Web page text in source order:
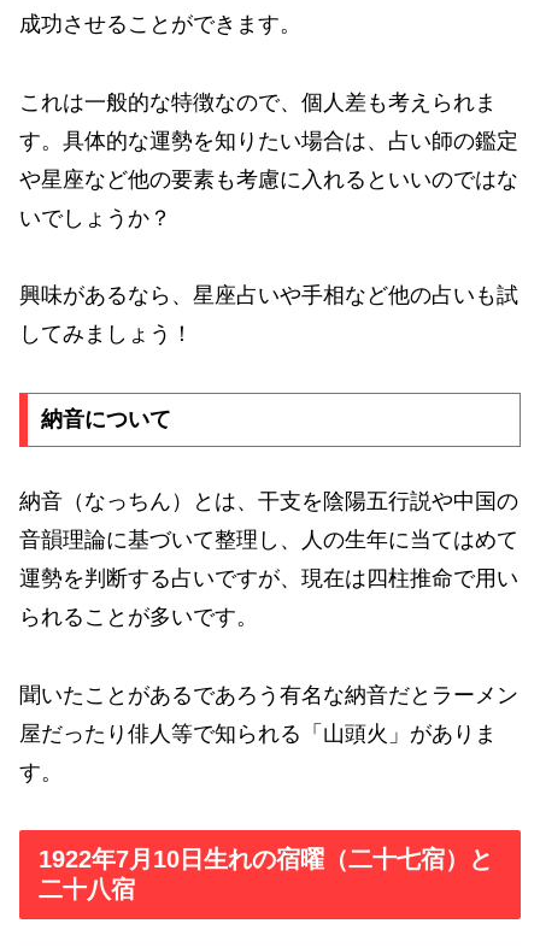
成功させることができます。
これは一般的な特徴なので、個人差も考えられま
す。具体的な運勢を知りたい場合は、占い師の鑑定
や星座など他の要素も考慮に入れるといいのではな
いでしょうか？
興味があるなら、星座占いや手相など他の占いも試
してみましょう！
納音について
納音（なっちん）とは、干支を陰陽五行説や中国の
音韻理論に基づいて整理し、人の生年に当てはめて
運勢を判断する占いですが、現在は四柱推命で用い
られることが多いです。
聞いたことがあるであろう有名な納音だとラーメン
屋だったり俳人等で知られる「山頭火」がありま
す。
1922年7月10日生れの宿曜（二十七宿）と
二十八宿